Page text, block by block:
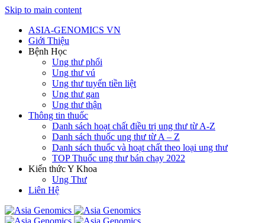
Skip to main content
ASIA-GENOMICS VN
Giới Thiệu
Bệnh Học
Ung thư phổi
Ung thư vú
Ung thư tuyến tiền liệt
Ung thư gan
Ung thư thận
Thông tin thuốc
Danh sách hoạt chất điều trị ung thư từ A-Z
Danh sách thuốc ung thư từ A – Z
Danh sách thuốc và hoạt chất theo loại ung thư
TOP Thuốc ung thư bán chạy 2022
Kiến thức Y Khoa
Ung Thư
Liên Hệ